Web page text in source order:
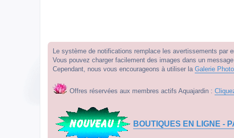
Le système de notifications remplace les avertissements par
Vous pouvez charger facilement des images dans un
Cependant, nous vous encourageons à utiliser la Galerie
Offres réservées aux membres actifs Aquajardin :
BOUTIQUES EN LIGNE -